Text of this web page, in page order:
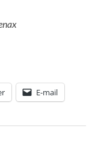
E-mail